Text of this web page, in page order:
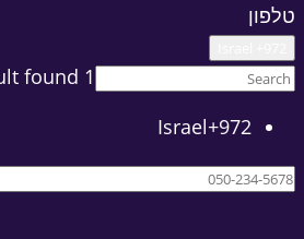
טלפון
1 result found
Israel+972